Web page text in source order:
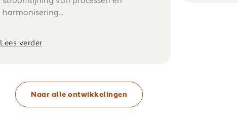
harmonisering...
Lees verder
Naar alle ontwikkelingen